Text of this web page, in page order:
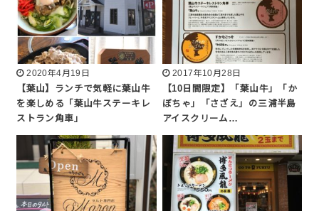
2020年4月19日
【葉山】ランチで気軽に葉山牛
を楽しめる「葉山牛ステーキレ
ストラン角車」
2017年10月28日
【10日間限定】「葉山牛」「か
ぼちゃ」「さざえ」の三浦半島
アイスクリーム…